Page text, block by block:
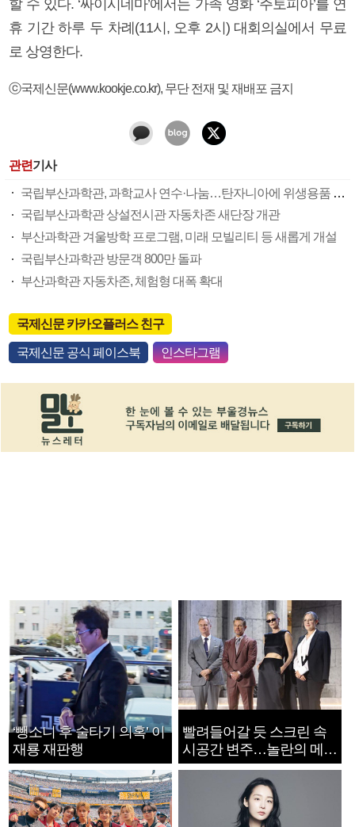
할 수 있다. ‘싸이시네마’에서는 가족 영화 ‘주토피아’를 연
휴 기간 하루 두 차례(11시, 오후 2시) 대회의실에서 무료
로 상영한다.
ⓒ국제신문(www.kookje.co.kr), 무단 전재 및 재배포 금지
관련기사
국립부산과학관, 과학교사 연수·나눔…탄자니아에 위생용품 1600점 전달
국립부산과학관 상설전시관 자동차존 새단장 개관
부산과학관 겨울방학 프로그램, 미래 모빌리티 등 새롭게 개설
국립부산과학관 방문객 800만 돌파
부산과학관 자동차존, 체험형 대폭 확대
국제신문 카카오플러스 친구
국제신문 공식 페이스북 인스타그램
‘뺑소니 후 술타기 의혹’ 이
재룡 재판행
빨려들어갈 듯 스크린 속
시공간 변주…놀란의 메시
지는 ‘전쟁 속죄’